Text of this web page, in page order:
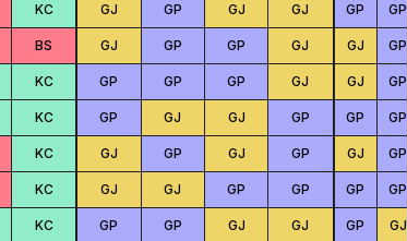
KC
BS
KC
KC
KC
KC
KC
GJ GP GJ GJ
GJ GP GP GJ
GP GP GP GJ
GP GJ GJ GP
GJ GP GJ GP
GJ GJ GP GP
GP GP GJ GJ
GP GP
GJ GP
GJ GP
GP GP
GJ GP
GP GP
GP GJ